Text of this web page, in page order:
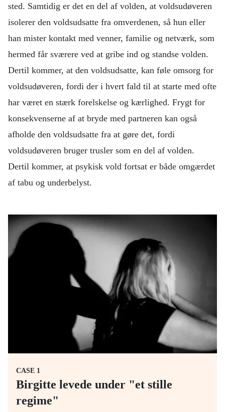
sted. Samtidig er det en del af volden, at voldsudøveren
isolerer den voldsudsatte fra omverdenen, så hun eller
han mister kontakt med venner, familie og netværk, som
hermed får sværere ved at gribe ind og standse volden.
Dertil kommer, at den voldsudsatte, kan føle omsorg for
voldsudøveren, fordi der i hvert fald til at starte med ofte
har været en stærk forelskelse og kærlighed. Frygt for
konsekvenserne af at bryde med partneren kan også
afholde den voldsudsatte fra at gøre det, fordi
voldsudøveren bruger trusler som en del af volden.
Dertil kommer, at psykisk vold fortsat er både omgærdet
af tabu og underbelyst.
CASE 1
Birgitte levede under "et stille
regime"